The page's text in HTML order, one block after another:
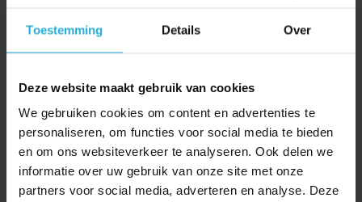
Toestemming Details Over
Deze website maakt gebruik van cookies
We gebruiken cookies om content en advertenties te
personaliseren, om functies voor social media te bieden
en om ons websiteverkeer te analyseren. Ook delen we
informatie over uw gebruik van onze site met onze
partners voor social media, adverteren en analyse. Deze
Service en Loyalty.
en backendkoppelingen gedefinieerd om een naadloze
ervaring te garanderen. Dit omvatte de API-koppelingen
voor productinformatie, klantgegevens en orderbeheer.
Een shortlist van geschikte partners werd opgesteld,
gevolgd door presentaties en de uiteindelijke
partnerkeuze​.